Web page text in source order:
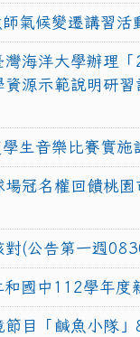
氣候變遷講習活
灣海洋大學辦理
資源示範說明研
生音樂比賽實施
場冠名權回饋桃園
對(公告第一週
國中112學年度
節目「鹹魚小隊